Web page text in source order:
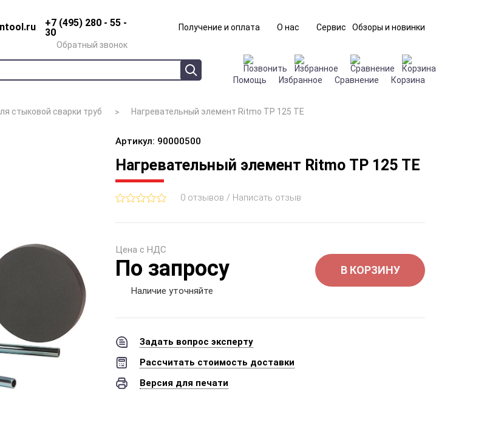
+7 (495) 280 - 55 -
30
Обратный звонок
Получение и оплата О нас Сервис Обзоры и новинки
Помощь Избранное Сравнение Корзина
стыковой сварки труб Нагревательный элемент Ritmo ТР 125 TE
Артикул: 90000500
Нагревательный элемент Ritmo ТР 125 TE
0 отзывов / Написать отзыв
Цена с НДС
По запросу В КОРЗИНУ
Наличие уточняйте
Задать вопрос эксперту
Рассчитать стоимость доставки
Версия для печати